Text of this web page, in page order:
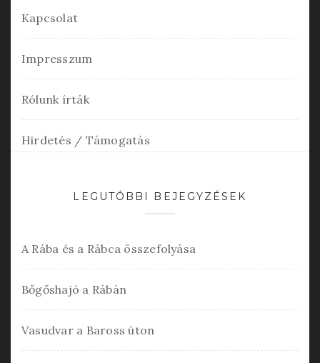
Kapcsolat
Impresszum
Rólunk írták
Hirdetés / Támogatás
LEGUTÓBBI BEJEGYZÉSEK
A Rába és a Rábca összefolyása
Bőgőshajó a Rábán
Vasudvar a Baross úton